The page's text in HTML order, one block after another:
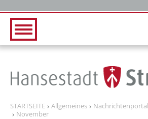
STARTSEITE Allgemeines Nachrichtenportal
November